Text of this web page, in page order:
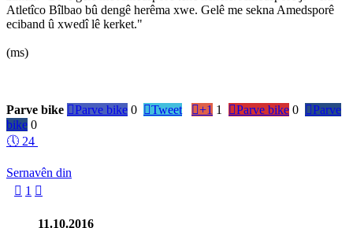
Atletîco Bîlbao bû dengê herêma xwe. Gelê me sekna Amedsporê
eciband û xwedî lê kerket."
(ms)
Parve bike Parve bike 0 Tweet +1 1 Parve bike 0 Parve
bike 0
🕔 24
Sernavên din
 1 
11.10.2016